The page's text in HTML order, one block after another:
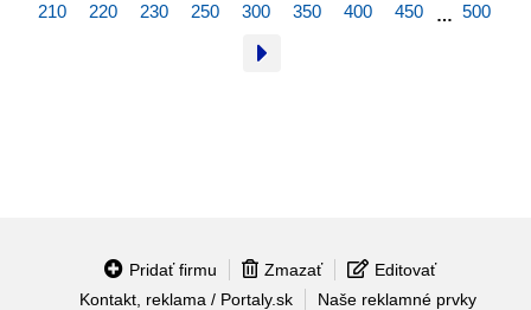
210
220 230 250 300 350 400 450 … 500
Pridať firmu Zmazať
Editovať
Kontakt, reklama / Portaly.sk
Naše reklamné prvky